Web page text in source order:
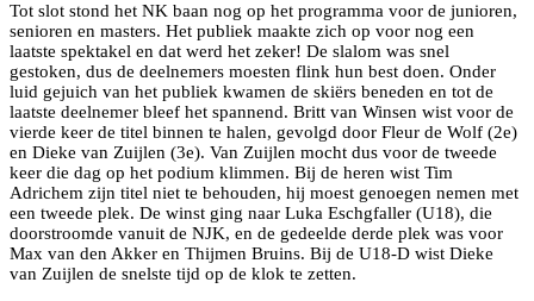
Tot slot stond het NK baan nog op het programma voor de junioren,
senioren en masters. Het publiek maakte zich op voor nog een
laatste spektakel en dat werd het zeker! De slalom was snel
gestoken, dus de deelnemers moesten flink hun best doen. Onder
luid gejuich van het publiek kwamen de skiërs beneden en tot de
laatste deelnemer bleef het spannend. Britt van Winsen wist voor de
vierde keer de titel binnen te halen, gevolgd door Fleur de Wolf (2e)
en Dieke van Zuijlen (3e). Van Zuijlen mocht dus voor de tweede
keer die dag op het podium klimmen. Bij de heren wist Tim
Adrichem zijn titel niet te behouden, hij moest genoegen nemen met
een tweede plek. De winst ging naar Luka Eschgfaller (U18), die
doorstroomde vanuit de NJK, en de gedeelde derde plek was voor
Max van den Akker en Thijmen Bruins. Bij de U18-D wist Dieke
van Zuijlen de snelste tijd op de klok te zetten.